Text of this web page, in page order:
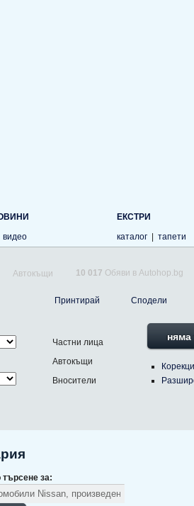
видео
ЕКСТРИ
каталог
тапети
Автокъщи 10 017 Обяви в Autohop.bg
Принтирай Сподели
Частни лица
Автокъщи
Вносители
няма
търсене за: